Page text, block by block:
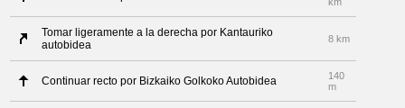
Tomar ligeramente a la derecha por Kantauriko
autobidea
8 km
Continuar recto por Bizkaiko Golkoko Autobidea
140
m